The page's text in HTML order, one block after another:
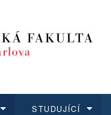
STUDUJÍCÍ